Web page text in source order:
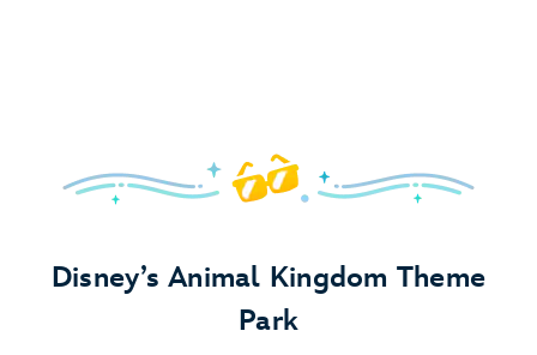
Festa na piscina:
Disney’s Animal Kingdom Theme
Park